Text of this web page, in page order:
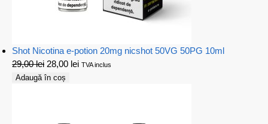
Shot Nicotina e-potion 20mg nicshot 50VG 50PG 10ml
29,00lei 28,00 lei TVA inclus
Adaugă în coș